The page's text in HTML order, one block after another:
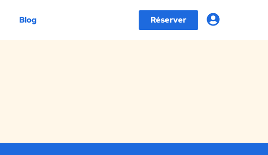
Blog Réserver